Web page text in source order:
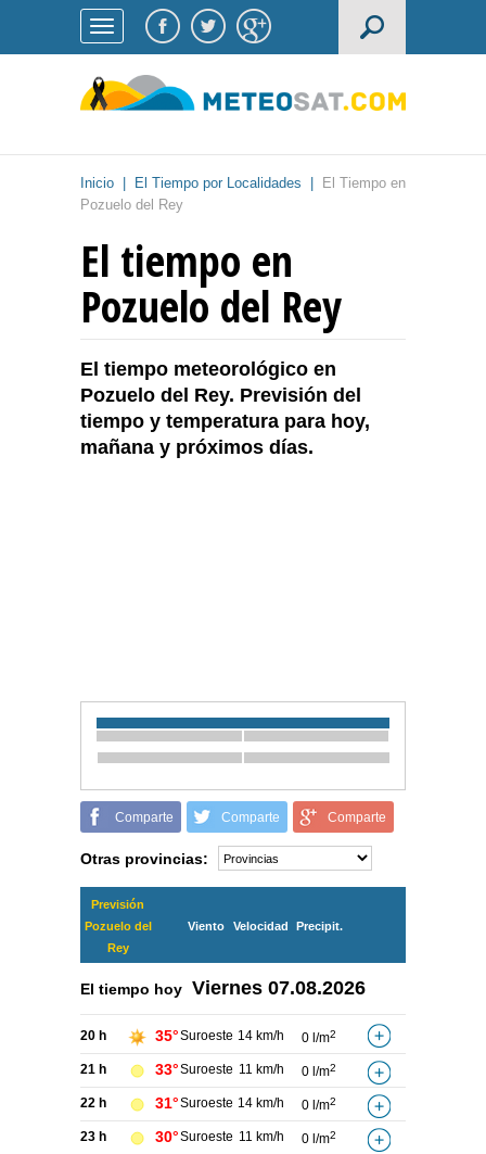
Inicio El Tiempo por Localidades
El Tiempo en
Pozuelo del Rey
El tiempo en
Pozuelo del Rey
El tiempo meteorológico en
Pozuelo del Rey. Previsión del
tiempo y temperatura para hoy,
mañana y próximos días.
Comparte Comparte Comparte
Otras provincias:
Previsión
Pozuelo del
Rey
Viento Velocidad Precipit.
El tiempo hoy Viernes 07.08.2026
20 h 35°Suroeste 14 km/h 0 l/m2
21 h 33°Suroeste 11 km/h 0 l/m2
22 h 31°Suroeste 14 km/h 0 l/m2
23 h 30°Suroeste 11 km/h 0 l/m2